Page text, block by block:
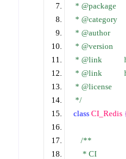
* @package
* @category
* @author
* @version
* @link
* @link
* @license
*/
class CI_Redis
/**
     * CI